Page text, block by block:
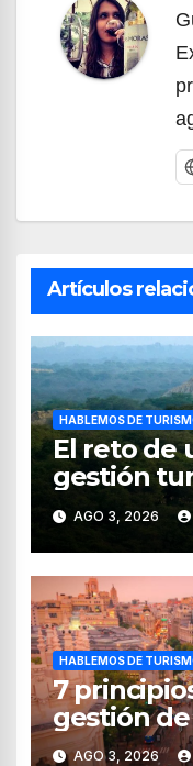
Artículos
HABLEMOS DE
El reto de
gestión
de Pomac
AGO 3, 2026
HABLEMOS DE
7
gestión
según el
AGO 3, 2026